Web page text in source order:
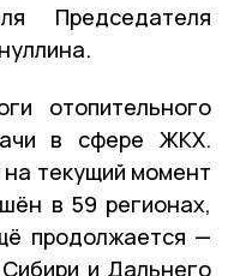
Председателя
отопительного
в сфере ЖКХ.
текущий момент
в 59 регионах,
продолжается —
и Дальнего